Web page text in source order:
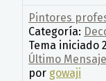
Pintores
Categoría:
Tema iniciado
Último Mensaje
por gowaji